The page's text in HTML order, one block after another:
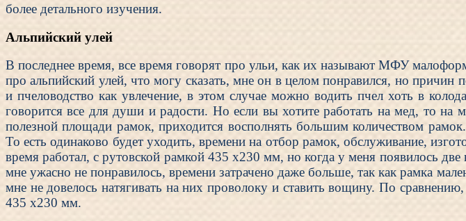
более детального изучения.
Альпийский улей
В последнее время, все время говорят про ульи, как их называют МФУ
про альпийский улей, что могу сказать, мне он в целом понравился, но причин
и пчеловодство как увлечение, в этом случае можно водить пчел хоть в
говорится все для души и радости. Но если вы хотите работать на мед, то на
полезной площади рамок, приходится восполнять большим количеством
То есть одинаково будет уходить, времени на отбор рамок, обслуживание,
время работал, с рутовской рамкой 435 х230 мм, но когда у меня появилось
мне ужасно не понравилось, времени затрачено даже больше, так как рамка
мне не довелось натягивать на них проволоку и ставить вощину. По
435 х230 мм.